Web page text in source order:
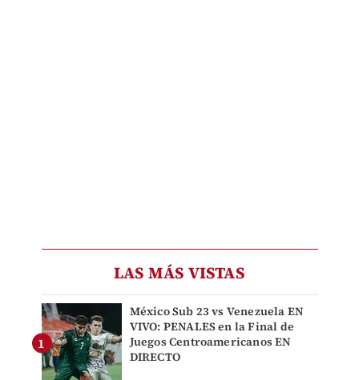
LAS MÁS VISTAS
México Sub 23 vs Venezuela EN
VIVO: PENALES en la Final de
Juegos Centroamericanos EN
DIRECTO